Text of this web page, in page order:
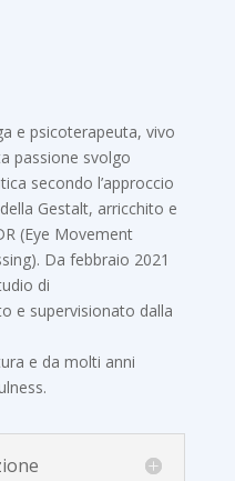
e psicoterapeuta, vivo
passione svolgo
secondo l’approccio
Gestalt, arricchito e
(Eye Movement
Da febbraio 2021
di
e supervisionato dalla
e da molti anni